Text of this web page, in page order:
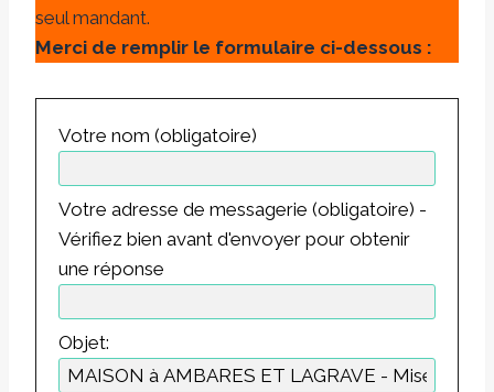
seul mandant.
Merci de remplir le formulaire ci-dessous :
Votre nom (obligatoire)
Votre adresse de messagerie (obligatoire) -
Vérifiez bien avant d'envoyer pour obtenir
une réponse
Objet: